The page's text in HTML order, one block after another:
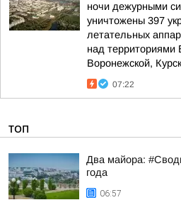
ночи дежурными
уничтожены 397
летательных
над территориями
Воронежской,
07:22
ТОП
Два майора:
года
06:57